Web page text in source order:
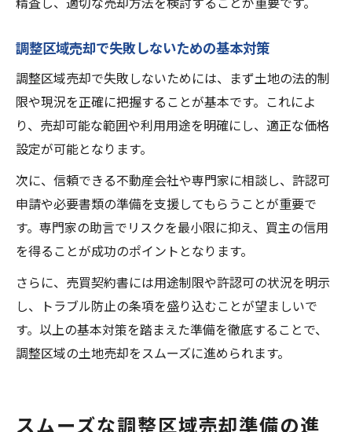
調整区域売却で失敗しないための基本対策
調整区域売却で失敗しないためには、まず土地の法的制
限や現況を正確に把握することが基本です。これによ
り、売却可能な範囲や利用用途を明確にし、適正な価格
設定が可能となります。
次に、信頼できる不動産会社や専門家に相談し、許認可
申請や必要書類の準備を支援してもらうことが重要で
す。専門家の助言でリスクを最小限に抑え、買主の信用
を得ることが成功のポイントとなります。
さらに、売買契約書には用途制限や許認可の状況を明示
し、トラブル防止の条項を盛り込むことが望ましいで
す。以上の基本対策を踏まえた準備を徹底することで、
調整区域の土地売却をスムーズに進められます。
スムーズな調整区域売却準備の進